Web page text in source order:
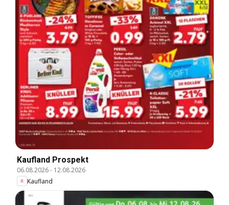
Kaufland Prospekt
06.08.2026- 12.08.2026
Kaufland